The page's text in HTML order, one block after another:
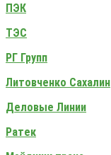
ПЭК
ТЭС
РГ Групп
Литовченко Сахалин
Деловые Линии
Ратек